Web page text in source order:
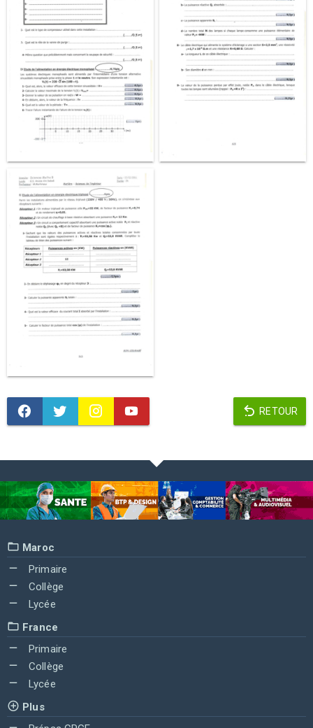
RETOUR
Maroc
Primaire
Collège
Lycée
France
Primaire
Collège
Lycée
Plus